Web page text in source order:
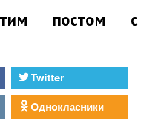
постом с
Twitter
Однокласники